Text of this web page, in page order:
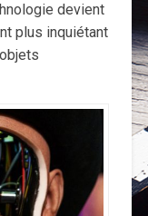
devient
plus inquiétant